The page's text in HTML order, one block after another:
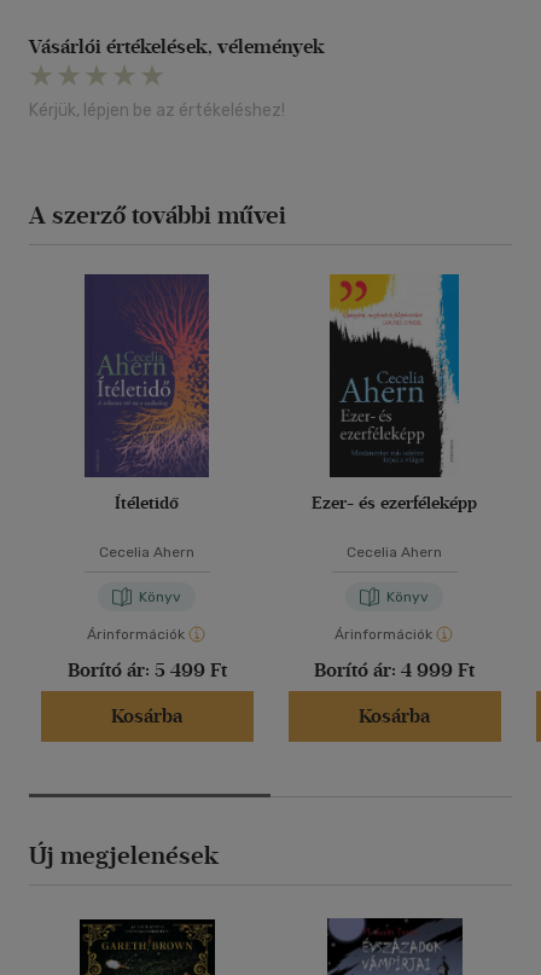
Vásárlói értékelések, vélemények
Kérjük, lépjen be az értékeléshez!
A szerző további művei
Ítéletidő
Cecelia Ahern
Könyv
Árinformációk
Borító ár: 5 499 Ft
Kosárba
Ezer- és ezerféleképp
Cecelia Ahern
Könyv
Árinformációk
Borító ár: 4 999 Ft
Kosárba
Új megjelenések